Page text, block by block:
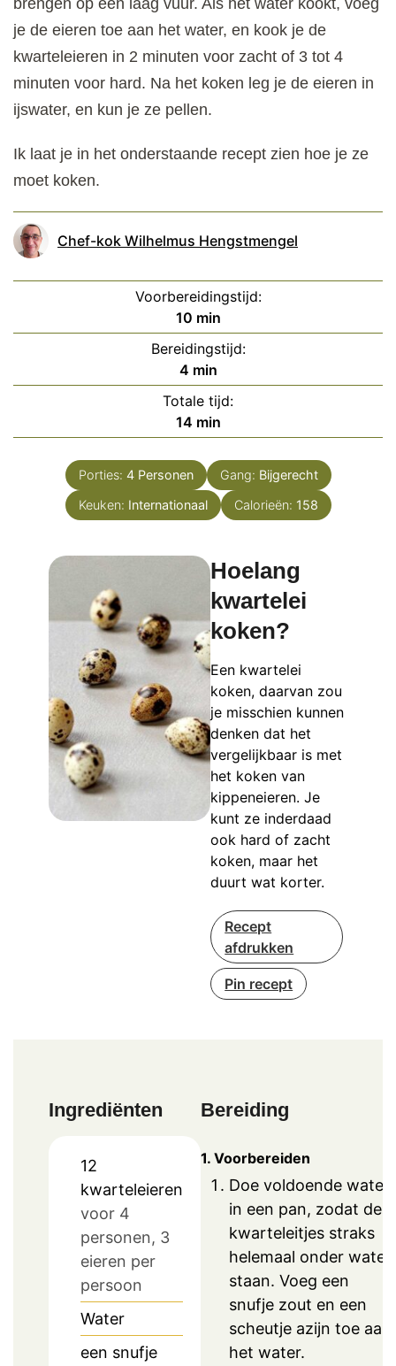
brengen op een laag vuur. Als het water kookt, voeg
je de eieren toe aan het water, en kook je de
kwarteleieren in 2 minuten voor zacht of 3 tot 4
minuten voor hard. Na het koken leg je de eieren in
ijswater, en kun je ze pellen.
Ik laat je in het onderstaande recept zien hoe je ze
moet koken.
Chef-kok Wilhelmus Hengstmengel
Voorbereidingstijd:
10minuten
min
Bereidingstijd:
4minuten
min
Totale tijd:
14minuten
min
Porties: 4 Personen Gang: Bijgerecht
Keuken: Internationaal Calorieën: 158
Hoelang
kwartelei
koken?
Een kwartelei
koken, daarvan zou
je misschien kunnen
denken dat het
vergelijkbaar is met
het koken van
kippeneieren. Je
kunt ze inderdaad
ook hard of zacht
koken, maar het
duurt wat korter.
Recept
afdrukken
Pin recept
Ingrediënten
12
kwarteleieren
voor 4
personen, 3
eieren per
persoon
Water
een snufje
Bereiding
1. Voorbereiden
Doe voldoende water
in een pan, zodat de
kwarteleitjes straks
helemaal onder water
staan. Voeg een
snufje zout en een
scheutje azijn toe aan
het water.